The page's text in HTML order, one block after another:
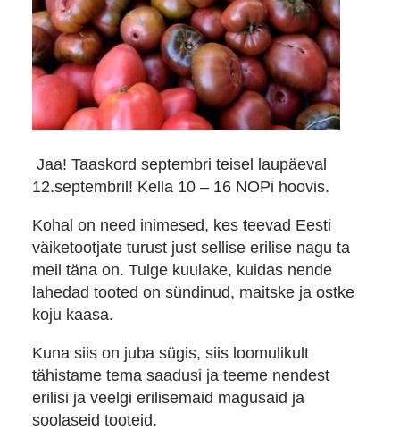
Jaa! Taaskord septembri teisel laupäeval
12.septembril! Kella 10 – 16 NOPi hoovis.
Kohal on need inimesed, kes teevad Eesti
väiketootjate turust just sellise erilise nagu ta
meil täna on. Tulge kuulake, kuidas nende
lahedad tooted on sündinud, maitske ja ostke
koju kaasa.
Kuna siis on juba sügis, siis loomulikult
tähistame tema saadusi ja teeme nendest
erilisi ja veelgi erilisemaid magusaid ja
soolaseid tooteid.